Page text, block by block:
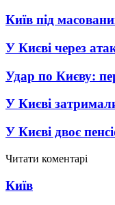
Київ під
У Києві через
Удар по Києву:
У Києві
У Києві двоє
Читати коментарі
Київ